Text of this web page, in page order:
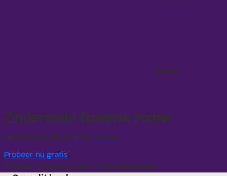
E-book
Zinderende Spaanse zomer
Geschreven door Penny Jordan
Probeer nu gratis
Probeer 14 dagen gratis · Altijd opzegbaar